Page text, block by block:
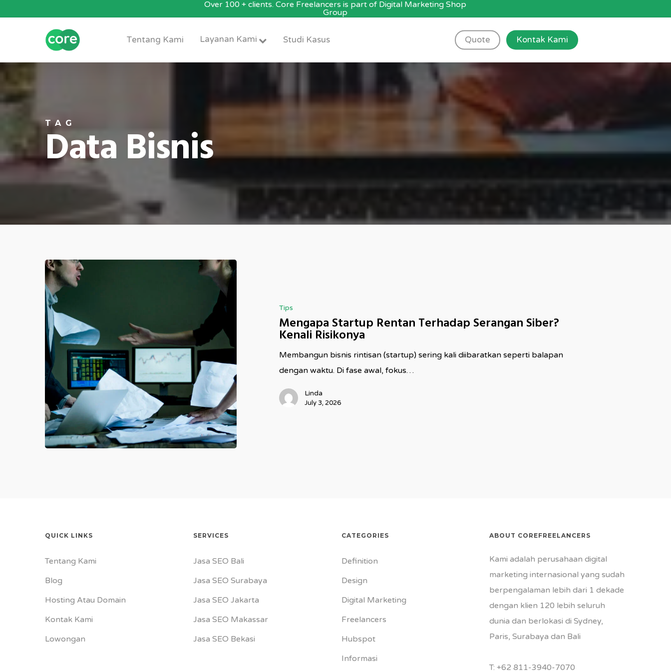
Over 100 + clients. Core Freelancers is part of Digital Marketing Shop
Group
Tentang Kami Layanan Kami Studi Kasus Quote Kontak Kami
TAG
Data Bisnis
Tips
Mengapa Startup Rentan Terhadap Serangan Siber?
Kenali Risikonya
Membangun bisnis rintisan (startup) sering kali diibaratkan seperti balapan
dengan waktu. Di fase awal, fokus…
Linda
July 3, 2026
QUICK LINKS
Tentang Kami
Blog
Hosting Atau Domain
Kontak Kami
Lowongan
SERVICES
Jasa SEO Bali
Jasa SEO Surabaya
Jasa SEO Jakarta
Jasa SEO Makassar
Jasa SEO Bekasi
CATEGORIES
Definition
Design
Digital Marketing
Freelancers
Hubspot
Informasi
ABOUT COREFREELANCERS
Kami adalah perusahaan digital
marketing internasional yang sudah
berpengalaman lebih dari 1 dekade
dengan klien 120 lebih seluruh
dunia dan berlokasi di Sydney,
Paris, Surabaya dan Bali
T:+62 811-3940-7070